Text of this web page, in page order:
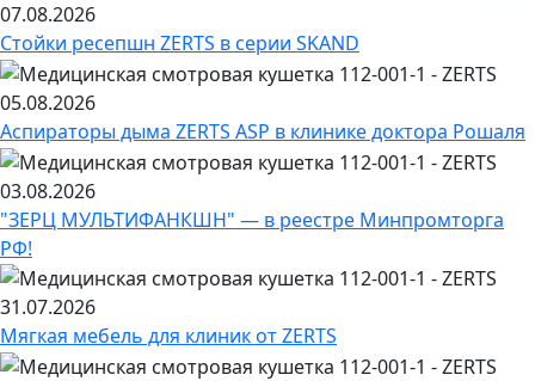
07.08.2026
Стойки ресепшн ZERTS в серии SKAND
05.08.2026
Аспираторы дыма ZERTS ASP в клинике доктора Рошаля
03.08.2026
"ЗЕРЦ МУЛЬТИФАНКШН" — в реестре Минпромторга
РФ!
31.07.2026
Мягкая мебель для клиник от ZERTS